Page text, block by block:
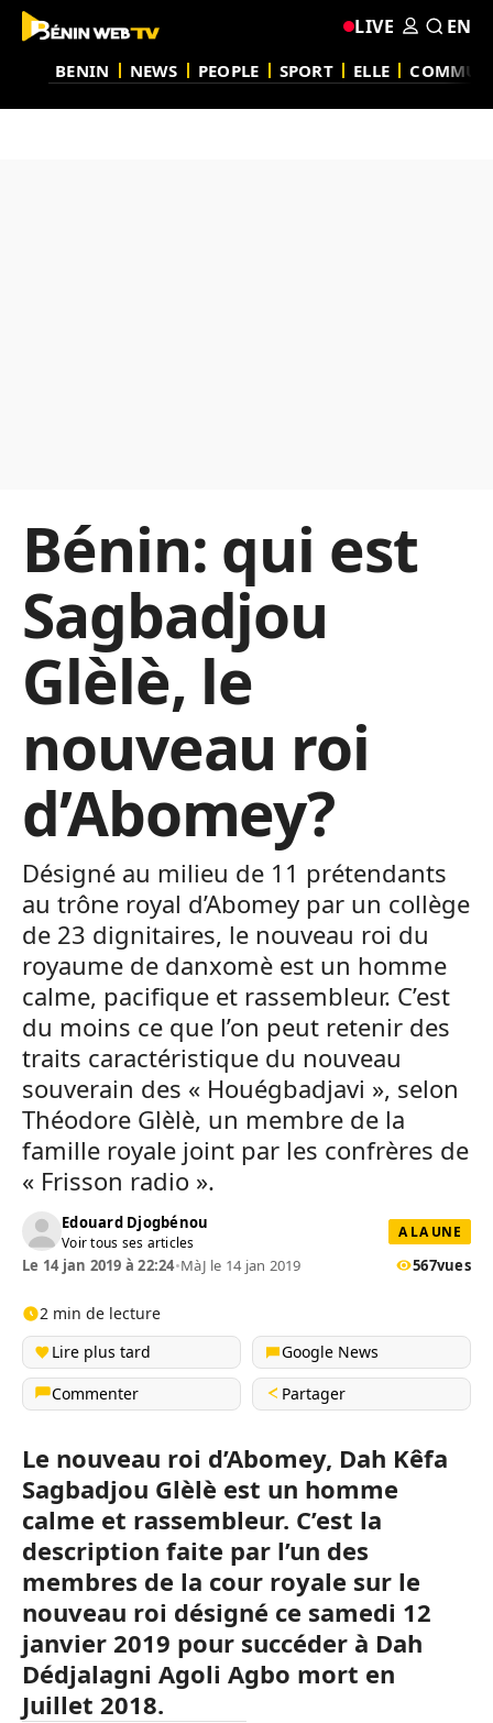
BENIN NEWS PEOPLE SPORT ELLE
LIVE EN
Bénin: qui est
Sagbadjou
Glèlè, le
nouveau roi
d’Abomey?
Désigné au milieu de 11 prétendants
au trône royal d’Abomey par un collège
de 23 dignitaires, le nouveau roi du
royaume de danxomè est un homme
calme, pacifique et rassembleur. C’est
du moins ce que l’on peut retenir des
traits caractéristique du nouveau
souverain des « Houégbadjavi », selon
Théodore Glèlè, un membre de la
famille royale joint par les confrères de
« Frisson radio ».
Edouard Djogbénou
Voir tous ses articles
A LA UNE
Le 14 jan 2019 à 22:24•MàJ le 14 jan 2019 567vues
2 min de lecture
Lire plus tard
Google News
Commenter
Partager
Le nouveau roi d’Abomey, Dah Kêfa
Sagbadjou Glèlè est un homme
calme et rassembleur. C’est la
description faite par l’un des
membres de la cour royale sur le
nouveau roi désigné ce samedi 12
janvier 2019 pour succéder à Dah
Dédjalagni Agoli Agbo mort en
Juillet 2018.